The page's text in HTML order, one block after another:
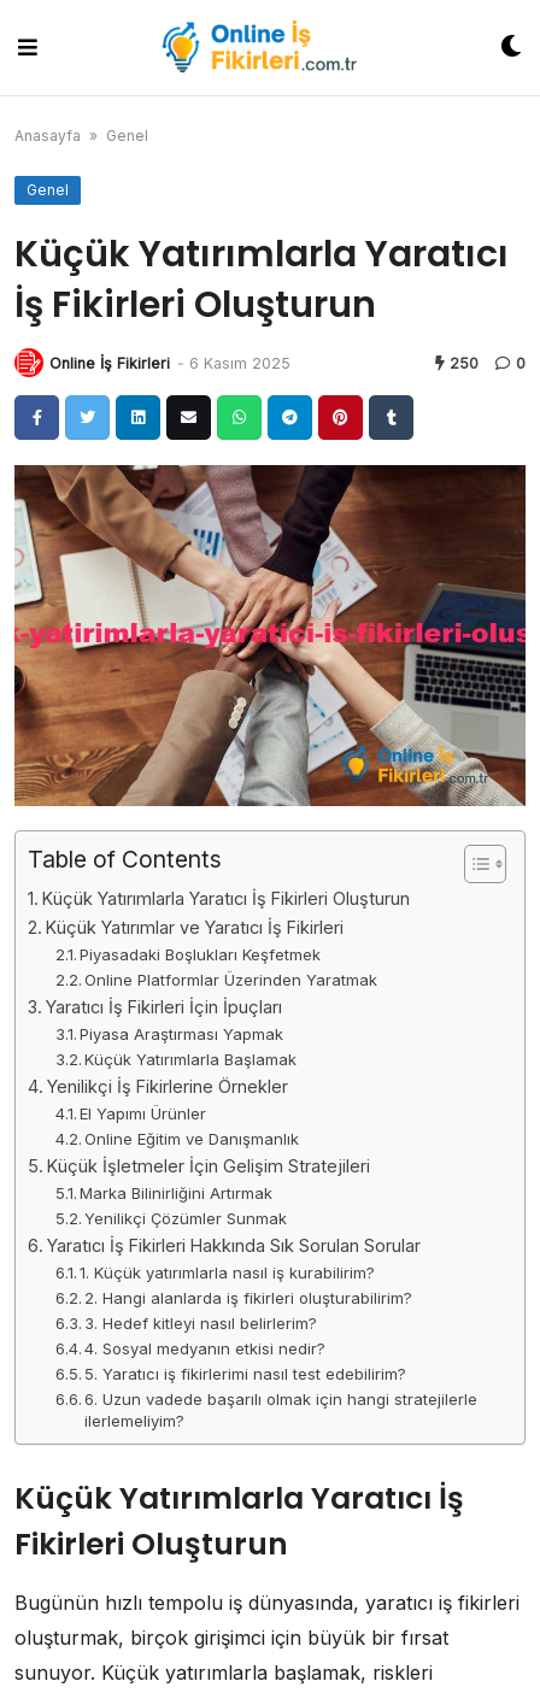
content
Anasayfa » Genel
Genel
Küçük Yatırımlarla Yaratıcı
İş Fikirleri Oluşturun
Online İş Fikirleri - 6 Kasım 2025 250 0
Table of Contents
Küçük Yatırımlarla Yaratıcı İş Fikirleri Oluşturun
Küçük Yatırımlar ve Yaratıcı İş Fikirleri
Piyasadaki Boşlukları Keşfetmek
Online Platformlar Üzerinden Yaratmak
Yaratıcı İş Fikirleri İçin İpuçları
Piyasa Araştırması Yapmak
Küçük Yatırımlarla Başlamak
Yenilikçi İş Fikirlerine Örnekler
El Yapımı Ürünler
Online Eğitim ve Danışmanlık
Küçük İşletmeler İçin Gelişim Stratejileri
Marka Bilinirliğini Artırmak
Yenilikçi Çözümler Sunmak
Yaratıcı İş Fikirleri Hakkında Sık Sorulan Sorular
1. Küçük yatırımlarla nasıl iş kurabilirim?
2. Hangi alanlarda iş fikirleri oluşturabilirim?
3. Hedef kitleyi nasıl belirlerim?
4. Sosyal medyanın etkisi nedir?
5. Yaratıcı iş fikirlerimi nasıl test edebilirim?
6. Uzun vadede başarılı olmak için hangi stratejilerle
ilerlemeliyim?
Küçük Yatırımlarla Yaratıcı İş
Fikirleri Oluşturun
Bugünün hızlı tempolu iş dünyasında, yaratıcı iş fikirleri
oluşturmak, birçok girişimci için büyük bir fırsat
sunuyor. Küçük yatırımlarla başlamak, riskleri